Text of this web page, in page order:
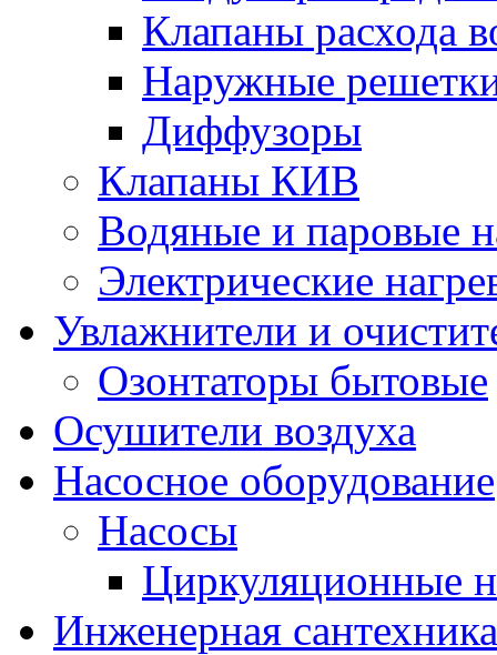
Клапаны расхода
Наружные
Диффузоры
Клапаны КИВ
Водяные и паровые
Электрические
Увлажнители и
Озонтаторы бытовые
Осушители воздуха
Насосное оборудование
Насосы
Циркуляционные
Инженерная сантехника